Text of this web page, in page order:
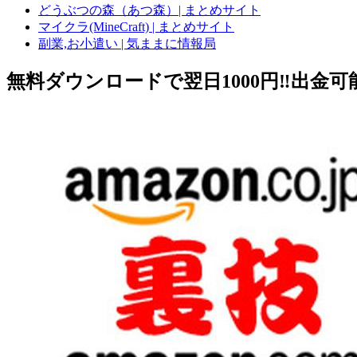
どうぶつの森（あつ森）| まとめサイト
マイクラ(MineCraft) | まとめサイト
副業,お小遣い | 気ままに情報局
無料ダウンロードで翌日1000円‼️出金可